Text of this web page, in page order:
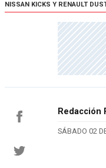
NISSAN KICKS Y RENAULT
Redacción
SÁBADO 02